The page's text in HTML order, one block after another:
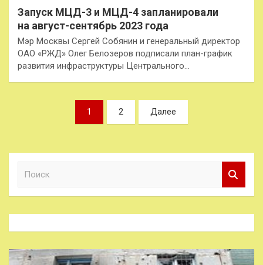
Запуск МЦД-3 и МЦД-4 запланировали
на август-сентябрь 2023 года
Мэр Москвы Сергей Собянин и генеральный директор
ОАО «РЖД» Олег Белозеров подписали план-график
развития инфраструктуры Центрального…
1 2 Далее
к